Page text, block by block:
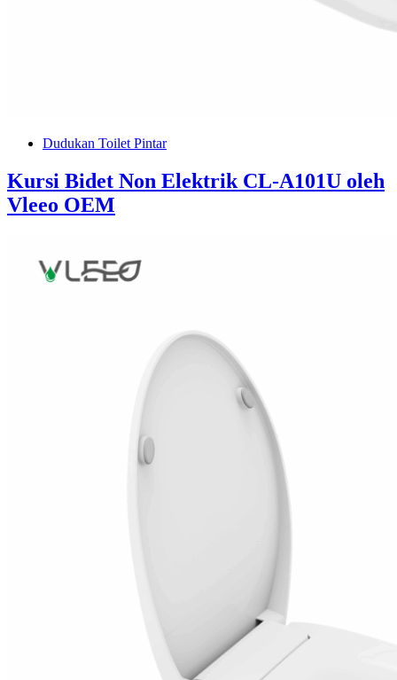
Dudukan Toilet Pintar
Kursi Bidet Non Elektrik CL-A101U oleh
Vleeo OEM